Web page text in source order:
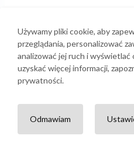
Używamy pliki cookie, aby
przeglądania, personalizować
analizować jej ruch i
uzyskać więcej informacji,
prywatności.
Odmawiam